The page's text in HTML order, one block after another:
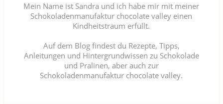
Mein Name ist Sandra und ich habe mir mit meiner
Schokoladenmanufaktur chocolate valley einen
Kindheitstraum erfüllt.
Auf dem Blog findest du Rezepte, Tipps,
Anleitungen und Hintergrundwissen zu Schokolade
und Pralinen, aber auch zur
Schokoladenmanufaktur chocolate valley.